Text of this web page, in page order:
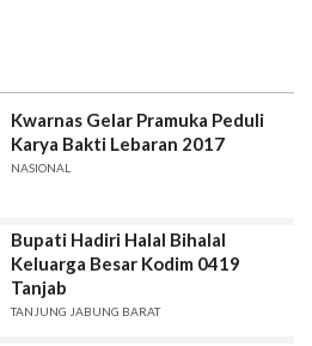
Kwarnas Gelar Pramuka Peduli
Karya Bakti Lebaran 2017
NASIONAL
Bupati Hadiri Halal Bihalal
Keluarga Besar Kodim 0419
Tanjab
TANJUNG JABUNG BARAT